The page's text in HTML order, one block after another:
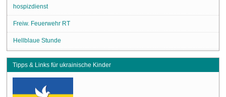
hospizdienst
Freiw. Feuerwehr RT
Hellblaue Stunde
Tipps & Links für ukrainische Kinder